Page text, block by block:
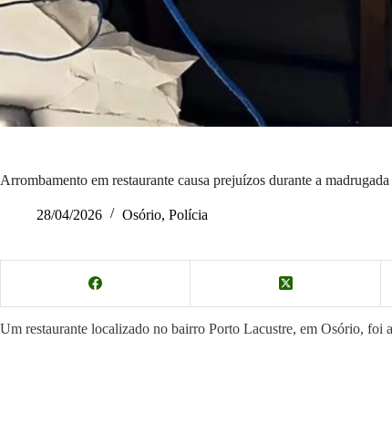
Arrombamento em restaurante causa prejuízos durante a
28/04/2026 Osório, Polícia
Um restaurante localizado no bairro Porto Lacustre, em Osório, foi